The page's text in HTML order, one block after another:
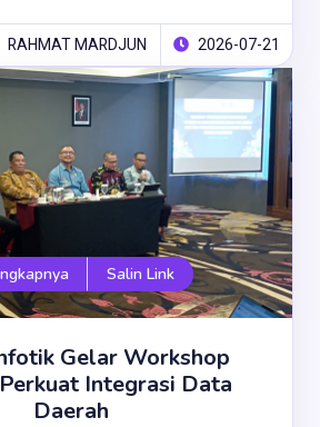
RAHMAT MARDJUN 2026-07-21
Salin Link
Gelar Workshop
Integrasi Data
Daerah